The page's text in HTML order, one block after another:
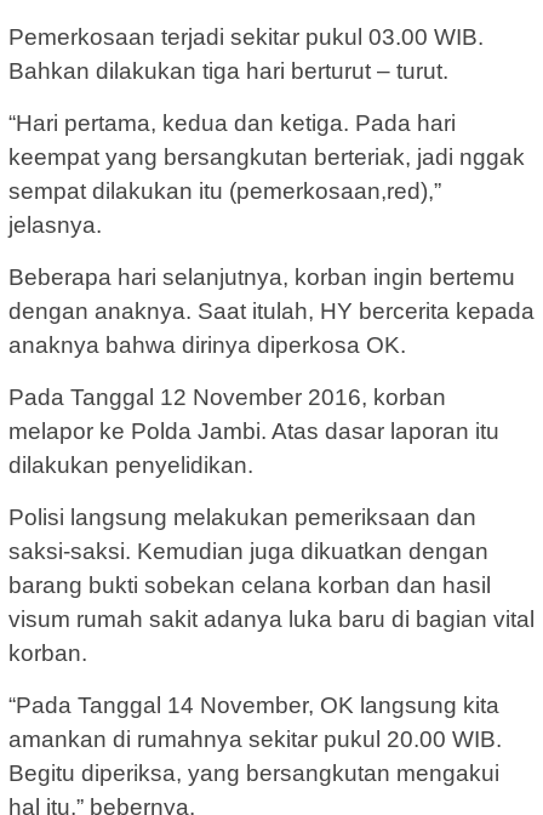
Pemerkosaan terjadi sekitar pukul 03.00 WIB.
Bahkan dilakukan tiga hari berturut – turut.
“Hari pertama, kedua dan ketiga. Pada hari
keempat yang bersangkutan berteriak, jadi nggak
sempat dilakukan itu (pemerkosaan,red),”
jelasnya.
Beberapa hari selanjutnya, korban ingin bertemu
dengan anaknya. Saat itulah, HY bercerita kepada
anaknya bahwa dirinya diperkosa OK.
Pada Tanggal 12 November 2016, korban
melapor ke Polda Jambi. Atas dasar laporan itu
dilakukan penyelidikan.
Polisi langsung melakukan pemeriksaan dan
saksi-saksi. Kemudian juga dikuatkan dengan
barang bukti sobekan celana korban dan hasil
visum rumah sakit adanya luka baru di bagian vital
korban.
“Pada Tanggal 14 November, OK langsung kita
amankan di rumahnya sekitar pukul 20.00 WIB.
Begitu diperiksa, yang bersangkutan mengakui
hal itu,” bebernya.